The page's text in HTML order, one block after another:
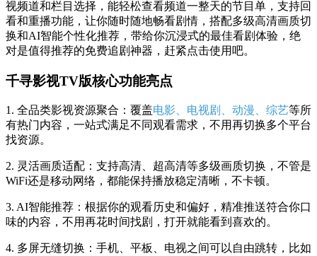
视频道和栏目选择，能轻松查看频道一整天的节目单，支持回
看和重播功能，让你随时随地畅看剧情，搭配多级高清画质切
换和AI智能个性化推荐，带给你沉浸式的最佳看剧体验，绝
对是值得推荐的免费追剧神器，赶紧点击使用吧。
千寻影视TV版核心功能亮点
1. 全品类影视资源聚合：覆盖电影、电视剧、动漫、综艺等所
有热门内容，一站式满足不同观看需求，不用再切换多个平台
找资源。
2. 灵活画质适配：支持高清、超高清等多级画质切换，不管是
WiFi还是移动网络，都能保持播放稳定清晰，不卡顿。
3. AI智能推荐：根据你的观看历史和偏好，精准推送符合你口
味的内容，不用再花时间找剧，打开就能看到喜欢的。
4. 多屏无缝切换：手机、平板、电视之间可以自由跳转，比如